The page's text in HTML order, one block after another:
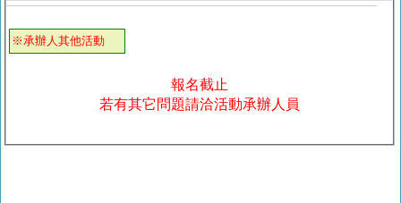
※承辦人其他活動
報名截止
若有其它問題請洽活動承辦人員